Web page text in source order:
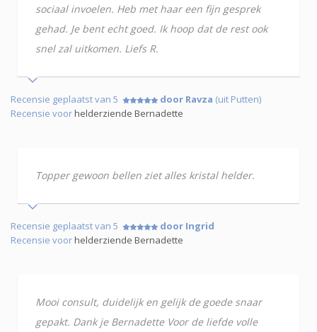
sociaal invoelen. Heb met haar een fijn gesprek
gehad. Je bent echt goed. Ik hoop dat de rest ook
snel zal uitkomen. Liefs R.
Recensie geplaatst van 5 door Ravza (uit Putten)
Recensie voorhelderziende Bernadette
Topper gewoon bellen ziet alles kristal helder.
Recensie geplaatst van 5
door Ingrid
Recensie voorhelderziende Bernadette
Mooi consult, duidelijk en gelijk de goede snaar
gepakt. Dank je Bernadette Voor de liefde volle